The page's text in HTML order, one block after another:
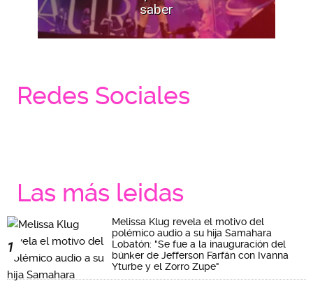
saber
Redes Sociales
Las más leidas
1
Melissa Klug revela el motivo del
polémico audio a su hija Samahara
Lobatón: "Se fue a la inauguración del
búnker de Jefferson Farfán con Ivanna
Yturbe y el Zorro Zupe"